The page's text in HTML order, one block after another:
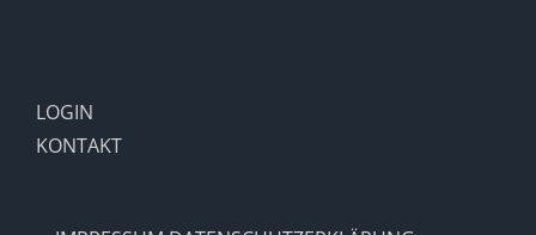
LOGIN
KONTAKT